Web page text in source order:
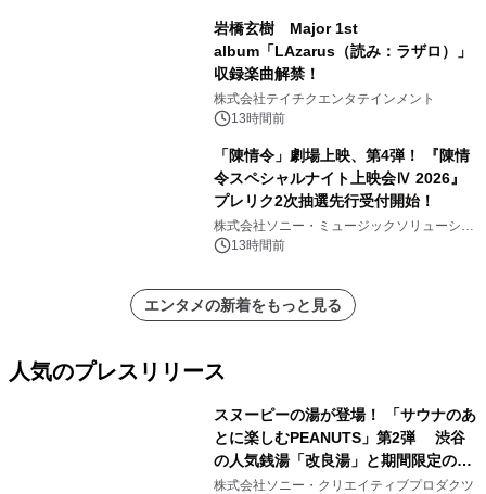
岩橋玄樹 Major 1st
album「LAzarus（読み：ラザロ）」
収録楽曲解禁！
株式会社テイチクエンタテインメント
13時間前
「陳情令」劇場上映、第4弾！ 『陳情
令スペシャルナイト上映会Ⅳ 2026』
プレリク2次抽選先行受付開始！
株式会社ソニー・ミュージックソリューショ
ンズ13時間前
エンタメの新着をもっと見る
人気のプレスリリース
スヌーピーの湯が登場！ 「サウナのあ
とに楽しむPEANUTS」第2弾 渋谷
の人気銭湯「改良湯」と期間限定のコ
ラボレーション サウナイキタイコラ
株式会社ソニー・クリエイティブプロダクツ